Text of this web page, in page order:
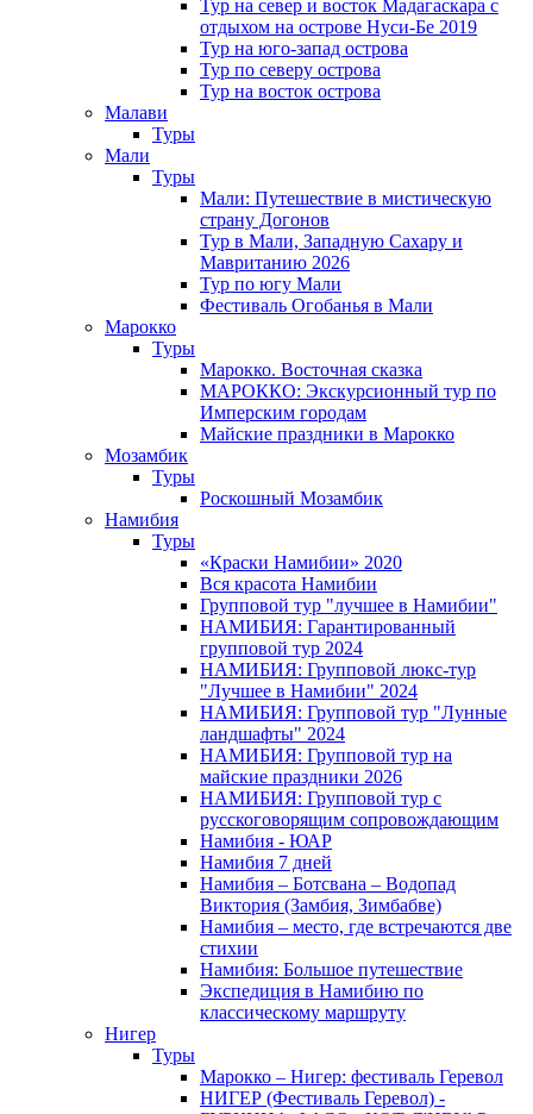
Тур на север и восток Мадагаскара с
отдыхом на острове Нуси-Бе 2019
Тур на юго-запад острова
Тур по северу острова
Тур на восток острова
Малави
Туры
Мали
Туры
Мали: Путешествие в мистическую
страну Догонов
Тур в Мали, Западную Сахару и
Мавританию 2026
Тур по югу Мали
Фестиваль Огобанья в Мали
Марокко
Туры
Марокко. Восточная сказка
МАРОККО: Экскурсионный тур по
Имперским городам
Майские праздники в Марокко
Мозамбик
Туры
Роскошный Мозамбик
Намибия
Туры
«Краски Намибии» 2020
Вся красота Намибии
Групповой тур "лучшее в Намибии"
НАМИБИЯ: Гарантированный
групповой тур 2024
НАМИБИЯ: Групповой люкс-тур
"Лучшее в Намибии" 2024
НАМИБИЯ: Групповой тур "Лунные
ландшафты" 2024
НАМИБИЯ: Групповой тур на
майские праздники 2026
НАМИБИЯ: Групповой тур с
русскоговорящим сопровождающим
Намибия - ЮАР
Намибия 7 дней
Намибия – Ботсвана – Водопад
Виктория (Замбия, Зимбабве)
Намибия – место, где встречаются две
стихии
Намибия: Большое путешествие
Экспедиция в Намибию по
классическому маршруту
Нигер
Туры
Марокко – Нигер: фестиваль Геревол
НИГЕР (Фестиваль Геревол) -